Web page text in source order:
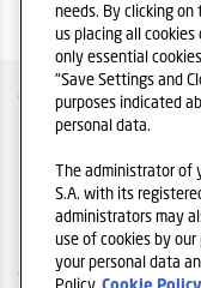
O SPÓŁCE
POLITYKA IR
POLITYKA
REGULAMIN
COOKIES
needs. By clicking
us placing all
only essential
"Save Settings and
purposes indicated
personal data.
The administrator of
S.A. with its
administrators may
use of cookies by
your personal data